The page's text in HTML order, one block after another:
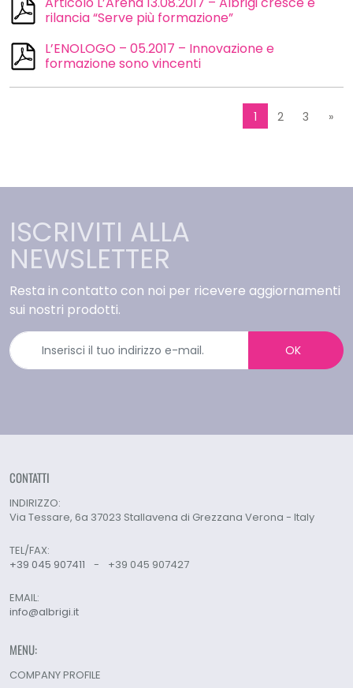
rilancia “Serve più formazione”
L’ENOLOGO – 05.2017 – Innovazione e
formazione sono vincenti
1 2 3 »
ISCRIVITI ALLA
NEWSLETTER
Resta in contatto con noi per ricevere aggiornamenti
sui nostri prodotti.
OK
CONTATTI
INDIRIZZO:
Via Tessare, 6a 37023 Stallavena di Grezzana Verona - Italy
TEL/FAX:
+39 045 907411
- +39 045 907427
EMAIL:
info@albrigi.it
MENU:
COMPANY PROFILE